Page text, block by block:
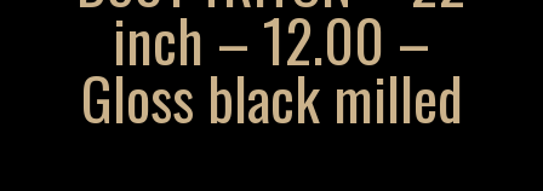
inch – 12.00 –
Gloss black milled